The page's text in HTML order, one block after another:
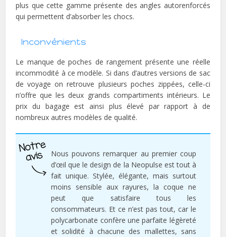
plus que cette gamme présente des angles autorenforcés
qui permettent d’absorber les chocs.
Inconvénients
Le manque de poches de rangement présente une réelle
incommodité à ce modèle. Si dans d’autres versions de sac
de voyage on retrouve plusieurs poches zippées, celle-ci
n’offre que les deux grands compartiments intérieurs. Le
prix du bagage est ainsi plus élevé par rapport à de
nombreux autres modèles de qualité.
Nous pouvons remarquer au premier coup
d’œil que le design de la Neopulse est tout à
fait unique. Stylée, élégante, mais surtout
moins sensible aux rayures, la coque ne
peut que satisfaire tous les
consommateurs. Et ce n’est pas tout, car le
polycarbonate confère une parfaite légèreté
et solidité à chacune des mallettes, sans